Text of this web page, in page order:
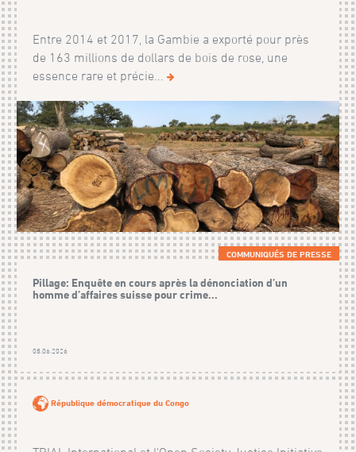
Entre 2014 et 2017, la Gambie a exporté pour près
de 163 millions de dollars de bois de rose, une
essence rare et précie...
COMMUNIQUÉS DE PRESSE
Pillage: Enquête en cours après la dénonciation d’un
homme d’affaires suisse pour crime...
08.06.2026
République démocratique du Congo